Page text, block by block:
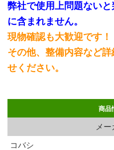
弊社で使用上問題ない
に含まれません。
現物確認も大歓迎です！
その他、整備内容など
せください。
商品
メー
コバシ